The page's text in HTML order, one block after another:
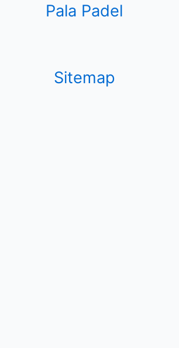
Pala Padel
Sitemap